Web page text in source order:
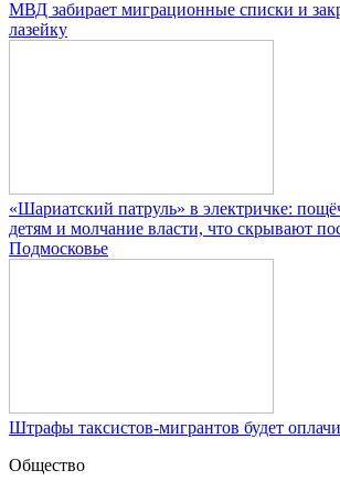
МВД забирает миграционные списки и
лазейку
«Шариатский патруль» в электричке:
детям и молчание власти, что скрывают
Подмосковье
Штрафы таксистов-мигрантов будет
Общество